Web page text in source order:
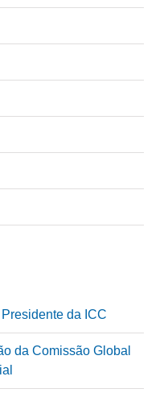
da ICC
da Comissão Global